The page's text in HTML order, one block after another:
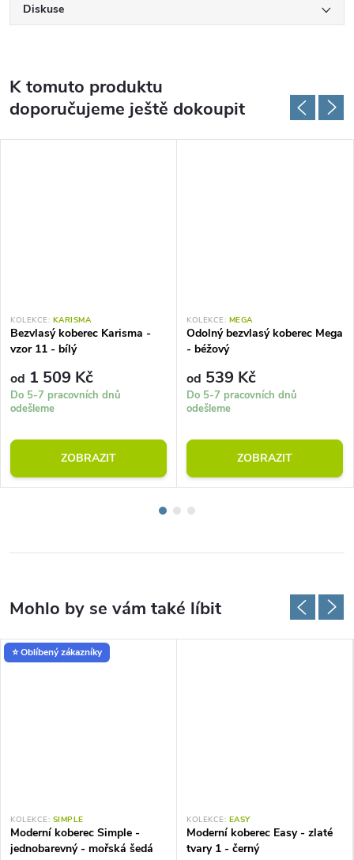
Diskuse
K tomuto produktu
doporučujeme ještě dokoupit
KOLEKCE: KARISMA
Bezvlasý koberec Karisma -
vzor 11 - bílý
od 1 509 Kč
Do 5-7 pracovních dnů
odešleme
ZOBRAZIT
KOLEKCE: MEGA
Odolný bezvlasý koberec Mega
- béžový
od 539 Kč
Do 5-7 pracovních dnů
odešleme
ZOBRAZIT
⭐ Oblíbený zákazníky
KOLEKCE: SIMPLE
Moderní koberec Simple -
jednobarevný - mořská šedá
KOLEKCE: EASY
Moderní koberec Easy - zlaté
tvary 1 - černý